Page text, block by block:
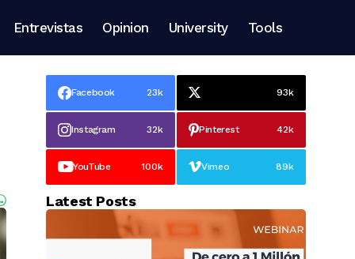
Entrevistas Opinion University Tools
Facebook 23k 93k
Instagram 32k Pinterest 42k
YouTube 100k Vimeo 89k
Latest Posts